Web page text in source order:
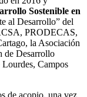
Sostenible en
al Desarrollo” del
PRODECAS,
la Asociación
de Desarrollo
Campos
de acopio, una vez